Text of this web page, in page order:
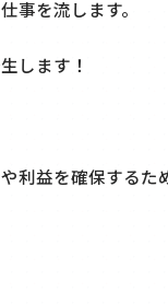
事を流します。
します！
利益を確保するた